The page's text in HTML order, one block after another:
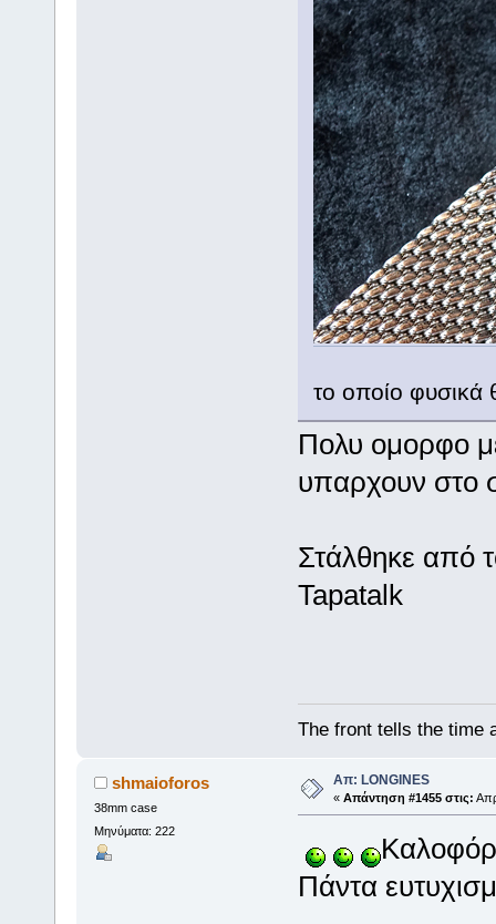
το οποίο
Πολυ ομορφο
υπαρχουν στο
Στάλθηκε από
Tapatalk
The front tells the time
shmaioforos
38mm case
Μηνύματα: 222
Απ: LONGINES
« Απάντηση #1455 στις:
Πάντα